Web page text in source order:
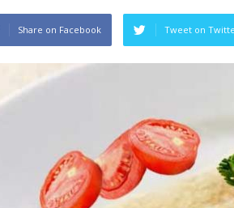
Share on Facebook Tweet on